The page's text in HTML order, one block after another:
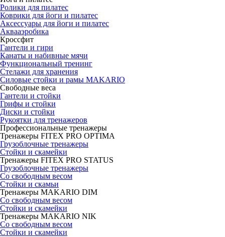
Ролики для пилатес
Коврики для йоги и пилатес
Аксессуары для йоги и пилатес
Аквааэробика
Кроссфит
Гантели и гири
Канаты и набивные мячи
Функциональный тренинг
Стелажи для хранения
Силовые стойки и рамы MAKARIO
Свободные веса
Гантели и стойки
Грифы и стойки
Диски и стойки
Рукоятки для тренажеров
Профессиональные тренажеры
Тренажеры FITEX PRO OPTIMA
Грузоблочные тренажеры
Стойки и скамейки
Тренажеры FITEX PRO STATUS
Грузоблочные тренажеры
Со свободным весом
Стойки и скамьи
Тренажеры MAKARIO DIM
Со свободным весом
Стойки и скамейки
Тренажеры MAKARIO NIK
Со свободным весом
Стойки и скамейки